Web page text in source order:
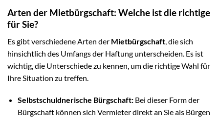
Arten der Mietbürgschaft: Welche ist die richtige
für Sie?
Es gibt verschiedene Arten der Mietbürgschaft , die sich
hinsichtlich des Umfangs der Haftung unterscheiden. Es ist
wichtig, die Unterschiede zu kennen, um die richtige Wahl für
Ihre Situation zu treffen.
Selbstschuldnerische Bürgschaft:Bei dieser Form der
Bürgschaft können sich Vermieter direkt an Sie als Bürgen